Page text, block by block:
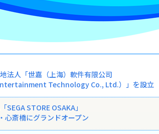
法人「世嘉（上海）軟件有限公司
Technology Co., Ltd.）」を設立
STORE OSAKA」
心斎橋にグランドオープン